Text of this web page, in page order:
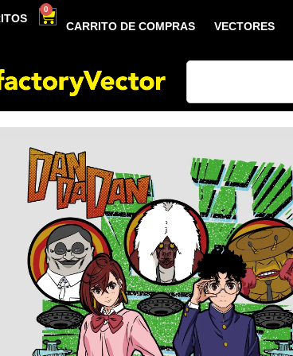
0
CARRITO DE COMPRAS VECTORES